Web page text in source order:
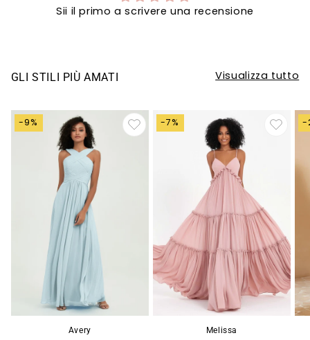
Sii il primo a scrivere una recensione
GLI STILI PIÙ AMATI Visualizza tutto
-9%
Avery
-7%
Melissa
-